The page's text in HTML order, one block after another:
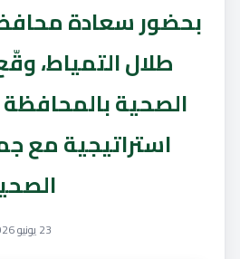
بحضور سعادة ⁧‫محافظ
طلال التمياط‬⁩‏،
الصحية
استراتيجية مع
23 يونيو 2026